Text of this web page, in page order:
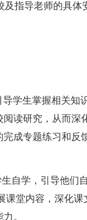
指导老师的具体
学生掌握相关知
读研究，从而深
成专题练习和反
自学，引导他们
课堂内容，深化课
。